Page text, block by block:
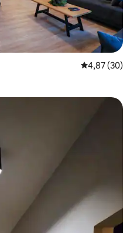
4,87 ud af 5 i
4,87 (30)